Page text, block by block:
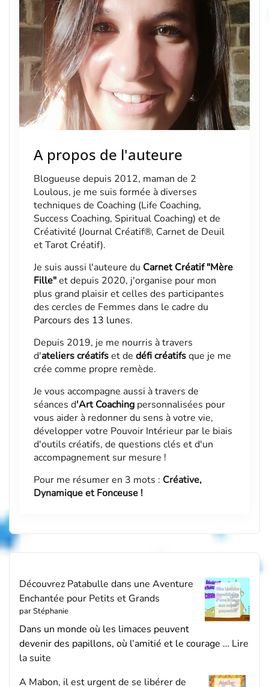
A propos de l'auteure
Blogueuse depuis 2012, maman de 2
Loulous, je me suis formée à diverses
techniques de Coaching (Life Coaching,
Success Coaching, Spiritual Coaching) et de
Créativité (Journal Créatif®, Carnet de Deuil
et Tarot Créatif).
Je suis aussi l'auteure du Carnet Créatif "Mère
Fille"et depuis 2020, j'organise pour mon
plus grand plaisir et celles des participantes
des cercles de Femmes dans le cadre du
Parcours des 13 lunes.
Depuis 2019, je me nourris à travers
d'ateliers créatifset de défi créatifsque je me
crée comme propre remède.
Je vous accompagne aussi à travers de
séances d'Art Coaching personnalisées pour
vous aider à redonner du sens à votre vie,
développer votre Pouvoir Intérieur par le biais
d'outils créatifs, de questions clés et d'un
accompagnement sur mesure !
Pour me résumer en 3 mots : Créative,
Dynamique et Fonceuse !
Découvrez Patabulle dans une Aventure
Enchantée pour Petits et Grands
par Stéphanie
Dans un monde où les limaces peuvent
devenir des papillons, où l’amitié et le courage … Lire
la suite
A Mabon, il est urgent de se libérer de